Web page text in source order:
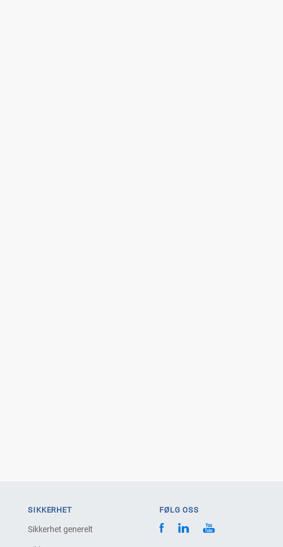
SIKKERHET
Sikkerhet generelt
FØLG OSS